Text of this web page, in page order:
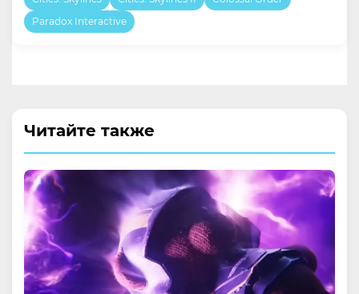
​​Paradox Interactive
Читайте также